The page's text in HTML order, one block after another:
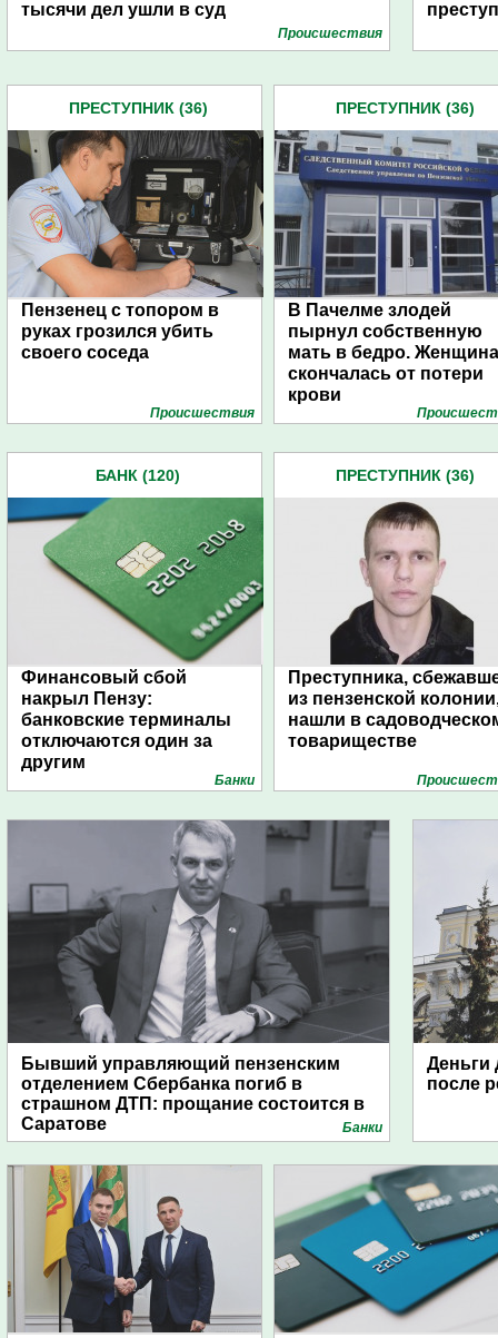
тысячи дел ушли в суд
Проиcшествия
ПРЕСТУПНИК (36)
Пензенец с топором в
руках грозился убить
своего соседа
Проиcшествия
ПРЕСТУПНИК (36)
В Пачелме злодей
пырнул собственную
мать в бедро. Женщина
скончалась от потери
крови
БАНК (120)
Финансовый сбой
накрыл Пензу:
банковские терминалы
отключаются один за
другим
Банки
ПРЕСТУПНИК (36)
Преступника,
из пензенской
нашли в
товариществе
Бывший управляющий пензенским
отделением Сбербанка погиб в
страшном ДТП: прощание состоится в
Саратове
Банки
Деньги
после